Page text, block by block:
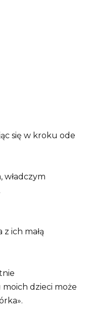
się w kroku ode
władczym
z ich małą
moich dzieci może